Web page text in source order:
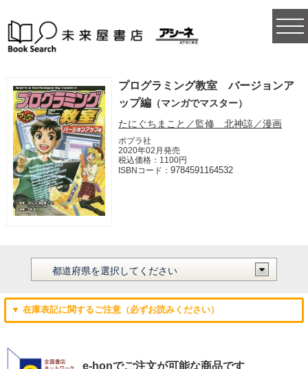
プログラミング教室 バージョンア
ップ編 （マンガでマスター）
たにぐちまこと／監修 北神諒／漫画
ポプラ社
2020年02月発売
税込価格：1100円
ISBNコード：9784591164532
▼ 在庫表記に関するご注意（必ずお読みください）
e-honでご注文が可能な商品です